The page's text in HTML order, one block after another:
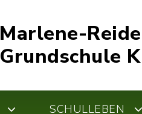
Marlene-
Grundschule
SCHULLEBEN